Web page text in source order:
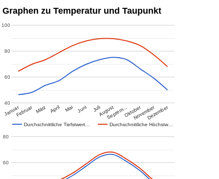
Graphen zu Temperatur und Taupunkt
Durchschnittliche Tiefstwert… Durchschnittliche Höchstw…
JanuarFebruar März April Mai Juni JuliAugustSeptem…OktoberNovemberDezember
40
60
80
100
60
80